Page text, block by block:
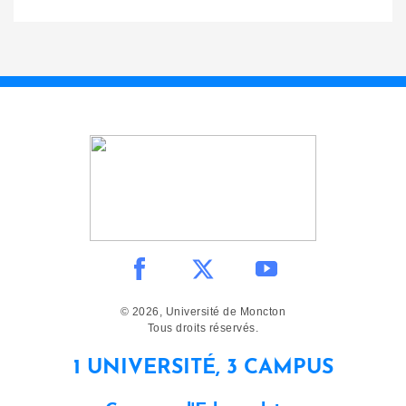
© 2026, Université de Moncton
Tous droits réservés.
1 UNIVERSITÉ, 3 CAMPUS